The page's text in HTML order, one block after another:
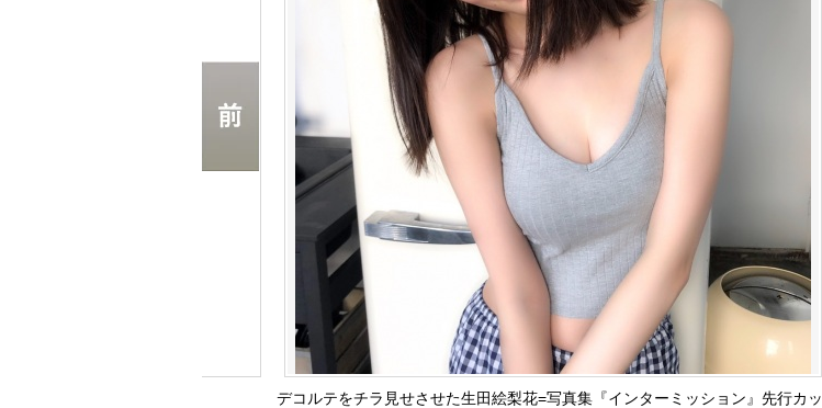
デコルテをチラ見せさせた生田絵梨花=写真集『インターミッション』先行カッ